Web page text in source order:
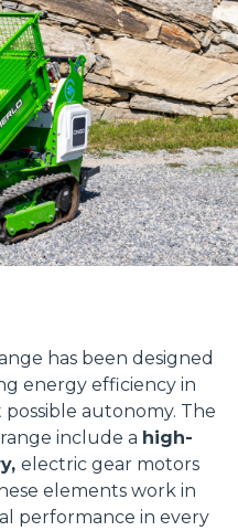
has been designed
energy efficiency in
autonomy. The
include a high-
electric gear motors
elements work in
performance in every